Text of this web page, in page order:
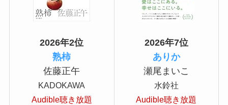
2026年2位
熟柿
佐藤正午
KADOKAWA
Audible聴き放題
2026年7位
ありか
瀬尾まいこ
水鈴社
Audible聴き放題